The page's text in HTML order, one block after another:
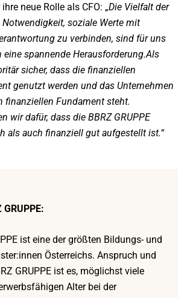
ihre neue Rolle als CFO: „Die Vielfalt der
soziale Werte mit
zu verbinden, sind für uns
spannende Herausforderung.Als
sicher, dass die finanziellen
genutzt werden und das Unternehmen
finanziellen Fundament steht.
wir dafür, dass die BBRZ GRUPPE
als auch finanziell gut aufgestellt ist.“
ist eine der größten Bildungs- und
Österreichs. Anspruch und
GRUPPE ist es, möglichst viele
Alter bei der